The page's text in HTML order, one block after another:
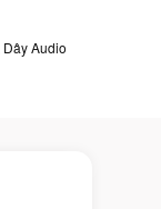
Dây Audio